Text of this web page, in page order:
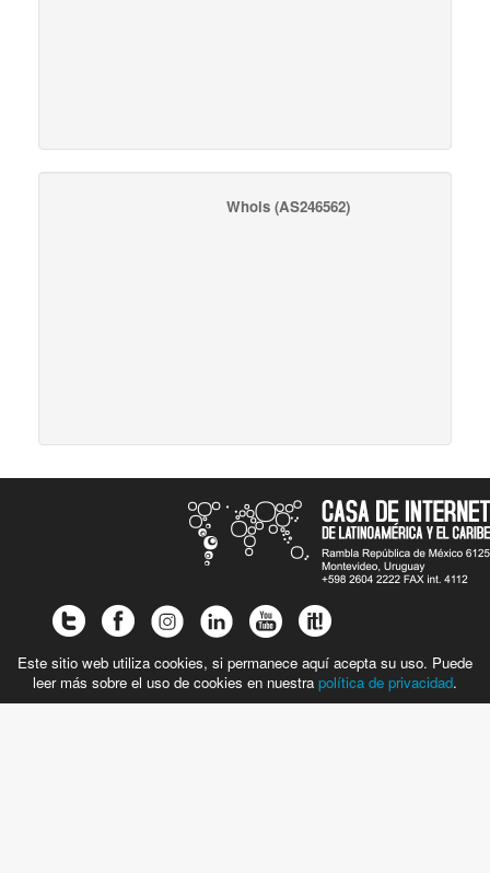
Whois (AS246562)
Este sitio web utiliza cookies, si permanece aquí acepta su uso. Puede
leer más sobre el uso de cookies en nuestra política de privacidad.